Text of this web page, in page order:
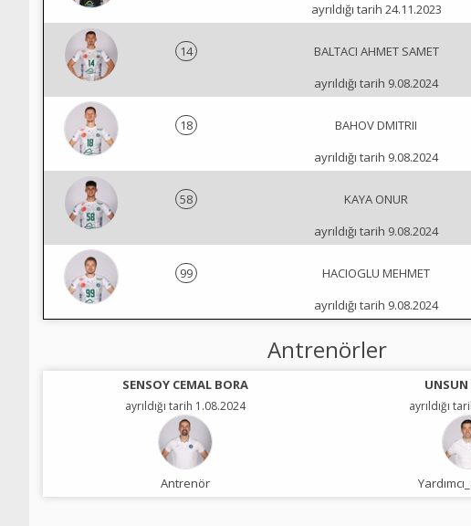
ayrıldığı tarih 24.11.2023
14
BALTACI AHMET SAMET
ayrıldığı tarih 9.08.2024
18
BAHOV DMITRII
ayrıldığı tarih 9.08.2024
58
KAYA ONUR
ayrıldığı tarih 9.08.2024
99
HACIOGLU MEHMET
ayrıldığı tarih 9.08.2024
Antrenörler
SENSOY CEMAL BORA
ayrıldığı tarih 1.08.2024
Antrenör
ayrıldığı